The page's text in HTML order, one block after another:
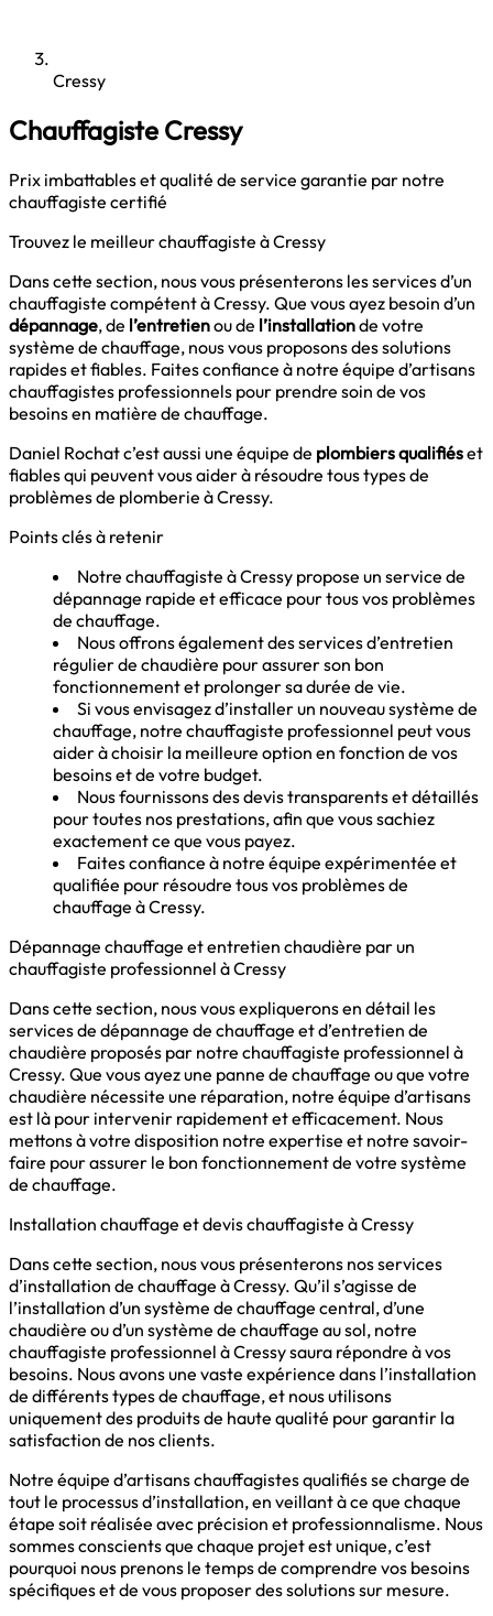
Cressy
Chauffagiste Cressy
Prix imbattables et qualité de service garantie par notre
chauffagiste certifié
Trouvez le meilleur chauffagiste à Cressy
Dans cette section, nous vous présenterons les services d’un
chauffagiste compétent à Cressy. Que vous ayez besoin d’un
dépannage, de l’entretienou de l’installationde votre
système de chauffage, nous vous proposons des solutions
rapides et fiables. Faites confiance à notre équipe d’artisans
chauffagistes professionnels pour prendre soin de vos
besoins en matière de chauffage.
Daniel Rochat c’est aussi une équipe de plombiers qualifiéset
fiables qui peuvent vous aider à résoudre tous types de
problèmes de plomberie à Cressy.
Points clés à retenir
Notre chauffagiste à Cressy propose un service de
dépannage rapide et efficace pour tous vos problèmes
de chauffage.
Nous offrons également des services d’entretien
régulier de chaudière pour assurer son bon
fonctionnement et prolonger sa durée de vie.
Si vous envisagez d’installer un nouveau système de
chauffage, notre chauffagiste professionnel peut vous
aider à choisir la meilleure option en fonction de vos
besoins et de votre budget.
Nous fournissons des devis transparents et détaillés
pour toutes nos prestations, afin que vous sachiez
exactement ce que vous payez.
Faites confiance à notre équipe expérimentée et
qualifiée pour résoudre tous vos problèmes de
chauffage à Cressy.
Dépannage chauffage et entretien chaudière par un
chauffagiste professionnel à Cressy
Dans cette section, nous vous expliquerons en détail les
services de dépannage de chauffage et d’entretien de
chaudière proposés par notre chauffagiste professionnel à
Cressy. Que vous ayez une panne de chauffage ou que votre
chaudière nécessite une réparation, notre équipe d’artisans
est là pour intervenir rapidement et efficacement. Nous
mettons à votre disposition notre expertise et notre savoir-
faire pour assurer le bon fonctionnement de votre système
de chauffage.
Installation chauffage et devis chauffagiste à Cressy
Dans cette section, nous vous présenterons nos services
d’installation de chauffage à Cressy. Qu’il s’agisse de
l’installation d’un système de chauffage central, d’une
chaudière ou d’un système de chauffage au sol, notre
chauffagiste professionnel à Cressy saura répondre à vos
besoins. Nous avons une vaste expérience dans l’installation
de différents types de chauffage, et nous utilisons
uniquement des produits de haute qualité pour garantir la
satisfaction de nos clients.
Notre équipe d’artisans chauffagistes qualifiés se charge de
tout le processus d’installation, en veillant à ce que chaque
étape soit réalisée avec précision et professionnalisme. Nous
sommes conscients que chaque projet est unique, c’est
pourquoi nous prenons le temps de comprendre vos besoins
spécifiques et de vous proposer des solutions sur mesure.